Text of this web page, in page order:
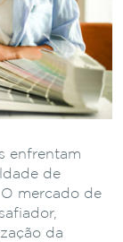
enfrentam
de
mercado de
da